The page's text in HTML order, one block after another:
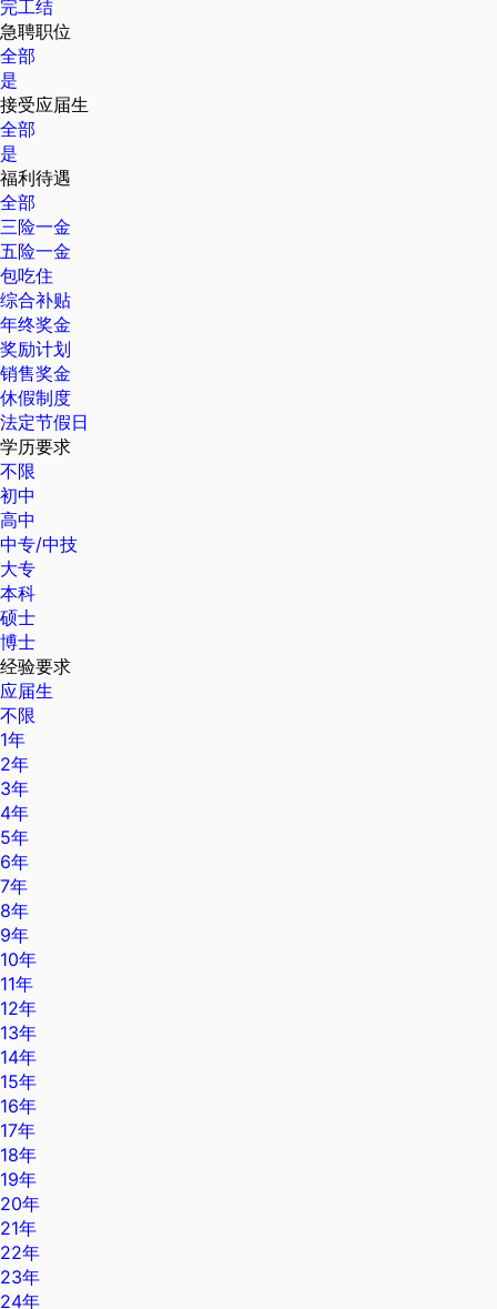
完工结
急聘职位
全部
是
接受应届生
全部
是
福利待遇
全部
三险一金
五险一金
包吃住
综合补贴
年终奖金
奖励计划
销售奖金
休假制度
法定节假日
学历要求
不限
初中
高中
中专/中技
大专
本科
硕士
博士
经验要求
应届生
不限
1年
2年
3年
4年
5年
6年
7年
8年
9年
10年
11年
12年
13年
14年
15年
16年
17年
18年
19年
20年
21年
22年
23年
24年